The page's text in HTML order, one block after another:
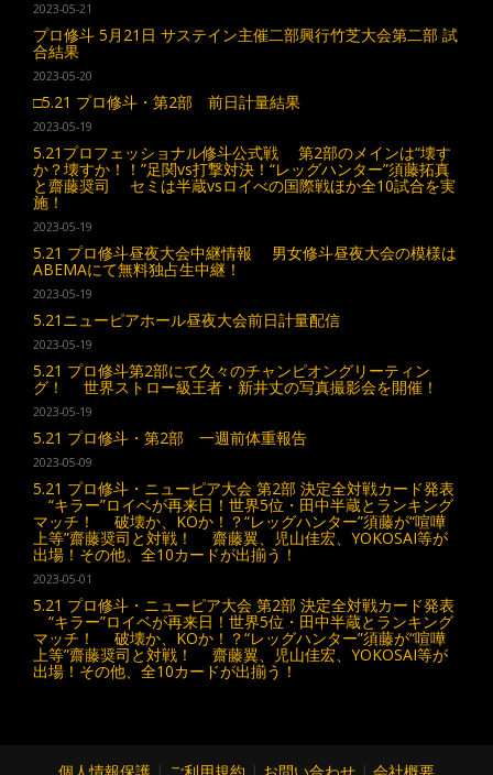
2023-05-21
プロ修斗 5月21日 サステイン主催二部興行竹芝大会第二部 試
合結果
2023-05-20
□5.21 プロ修斗・第2部 前日計量結果
2023-05-19
5.21プロフェッショナル修斗公式戦 第2部のメインは“壊す
か？壊すか！！”足関vs打撃対決！“レッグハンター”須藤拓真
と齋藤奨司 セミは半蔵vsロイべの国際戦ほか全10試合を実
施！
2023-05-19
5.21 プロ修斗昼夜大会中継情報 男女修斗昼夜大会の模様は
ABEMAにて無料独占生中継！
2023-05-19
5.21ニューピアホール昼夜大会前日計量配信
2023-05-19
5.21 プロ修斗第2部にて久々のチャンピオングリーティン
グ！ 世界ストロー級王者・新井丈の写真撮影会を開催！
2023-05-19
5.21 プロ修斗・第2部 一週前体重報告
2023-05-09
5.21 プロ修斗・ニューピア大会 第2部 決定全対戦カード発表
“キラー”ロイベが再来日！世界5位・田中半蔵とランキング
マッチ！ 破壊か、KOか！？“レッグハンター”須藤が“喧嘩
上等”齋藤奨司と対戦！ 齋藤翼、児山佳宏、YOKOSAI等が
出場！その他、全10カードが出揃う！
2023-05-01
5.21 プロ修斗・ニューピア大会 第2部 決定全対戦カード発表
“キラー”ロイベが再来日！世界5位・田中半蔵とランキング
マッチ！ 破壊か、KOか！？“レッグハンター”須藤が“喧嘩
上等”齋藤奨司と対戦！ 齋藤翼、児山佳宏、YOKOSAI等が
出場！その他、全10カードが出揃う！